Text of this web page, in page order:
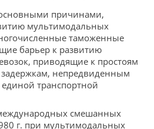
причинами,
мультимодальных
таможенные
барьер к развитию
приводящие к простоям
задержкам, непредвиденным
единой транспортной
смешанных
г. при мультимодальных